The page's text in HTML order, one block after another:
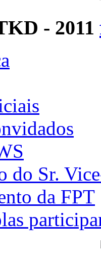
- 2011
do Sr.
da FPT